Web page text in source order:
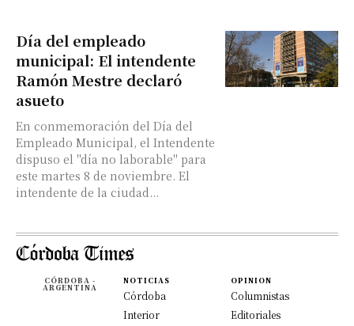
Día del empleado
municipal: El intendente
Ramón Mestre declaró
asueto
En conmemoración del Día del
Empleado Municipal, el Intendente
dispuso el "día no laborable" para
este martes 8 de noviembre. El
intendente de la ciudad...
CÓRDOBA -
ARGENTINA
NOTICIAS
Córdoba
Interior
OPINION
Columnistas
Editoriales